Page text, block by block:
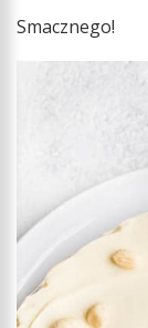
Smacznego!